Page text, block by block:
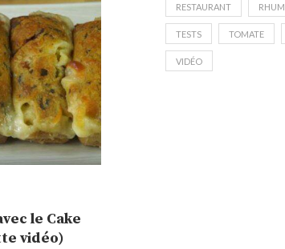
le Cake
vidéo)
RESTAURANT RHUM
TESTS TOMATE
VIDÉO